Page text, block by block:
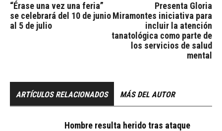
“Érase una vez una feria”
se celebrará del 10 de junio
al 5 de julio
Presenta Gloria
Miramontes iniciativa para
incluir la atención
tanatológica como parte de
los servicios de salud
mental
ARTÍCULOS RELACIONADOS MÁS DEL AUTOR
Hombre resulta herido tras ataque